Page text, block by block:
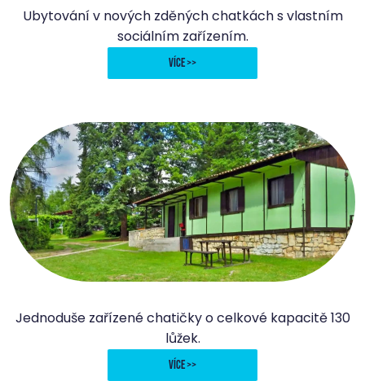
Ubytování v nových zděných chatkách s vlastním
sociálním zařízením.
více >>
Jednoduše zařízené chatičky o celkové kapacitě 130
lůžek.
více >>